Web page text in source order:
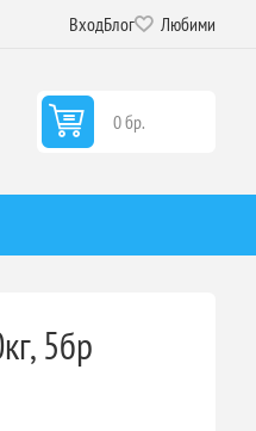
ВходБлог Любими
0 бр.
5бр